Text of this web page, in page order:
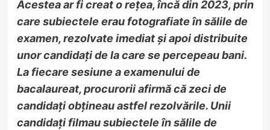
Acestea ar fi creat o rețea, încă din 2023, prin
care subiectele erau fotografiate în sălile de
examen, rezolvate imediat și apoi distribuite
unor candidați de la care se percepeau bani.
La fiecare sesiune a examenului de
bacalaureat, procurorii afirmă că zeci de
candidați obțineau astfel rezolvările. Unii
candidați filmau subiectele în sălile de